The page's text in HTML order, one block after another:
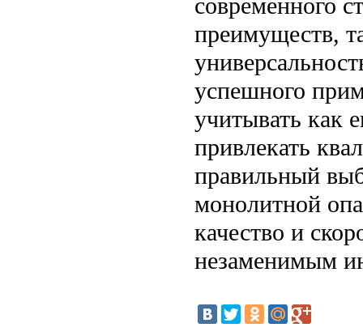
современного
преимуществ,
успешного
учитывать как
привлекать
правильный
монолитной
качество и
незаменимым